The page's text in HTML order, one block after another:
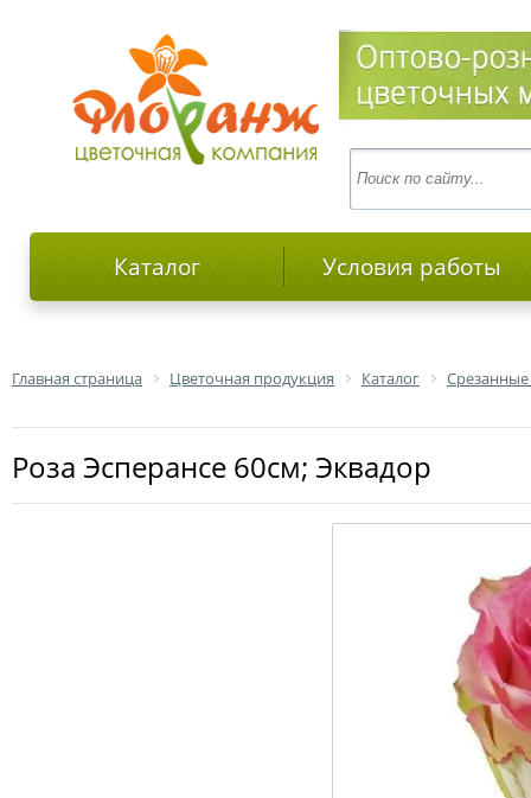
Каталог Условия работы
Главная страница Цветочная продукция Каталог
роза Эсперансе 60см; Эквадор